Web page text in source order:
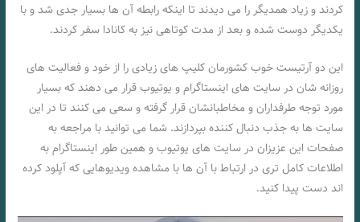
کردند و زیاد همدیگر را می دیدند تا اینکه رابطه آن ها بسیار جدی شد و با
یکدیگر دوست شده و بعد از مدت کوتاهی نیز به کانادا سفر کردند.
این دو آرتیست خوب کشورمان کلیپ های زیادی را از خود و فعالیت های
روزانه شان در سایت های اینستاگرام و یوتیوب قرار می دهند که بسیار
مورد توجه طرفداران و مخاطبانشان قرار گرفته و سعی می کنند تا در این
سایت ها به جذب دنبال کننده بپردازند. شما می توانید با مراجعه به
صفحات این عزیزان در سایت های یوتیوب و همین طور اینستاگرام به
اطلاعات کامل تری در ارتباط با آن ها با مشاهده ویدیوهایی که آپلود کرده
اند دست پیدا کنید.